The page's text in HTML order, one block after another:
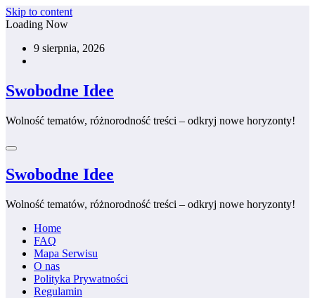
Skip to content
Loading Now
9 sierpnia, 2026
Swobodne Idee
Wolność tematów, różnorodność treści – odkryj nowe horyzonty!
Swobodne Idee
Wolność tematów, różnorodność treści – odkryj nowe horyzonty!
Home
FAQ
Mapa Serwisu
O nas
Polityka Prywatności
Regulamin